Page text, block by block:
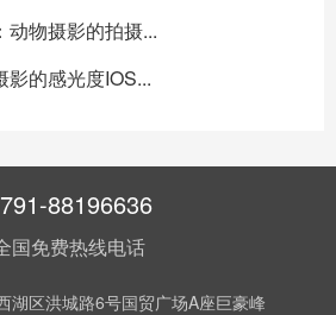
动物摄影的拍摄...
的感光度IOS...
88196636
国免费热线电话
湖区洪城路6号国贸广场A座巨豪峰